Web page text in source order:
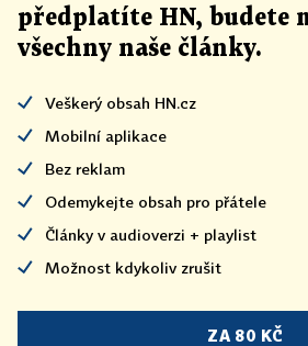
předplatíte HN, budete
všechny naše články.
Veškerý obsah HN.cz
Mobilní aplikace
Bez reklam
Odemykejte obsah pro přátele
Články v audioverzi + playlist
Možnost kdykoliv zrušit
ZA 80 KČ